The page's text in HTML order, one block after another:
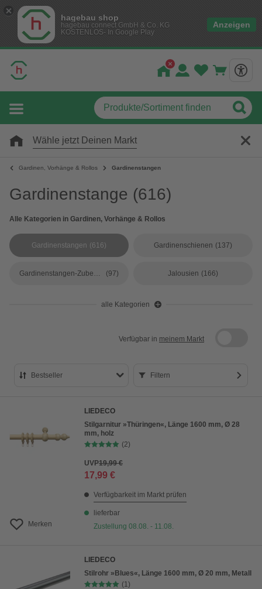
hagebau shop
hagebau connect GmbH & Co. KG
KOSTENLOS- In Google Play
Anzeigen
Wähle jetzt Deinen Markt
Gardinen, Vorhänge & Rollos Gardinenstangen
Gardinenstange (616)
Alle Kategorien in Gardinen, Vorhänge & Rollos
Gardinenstangen (616) Gardinenschienen (137)
Gardinenstangen-Zubehör (97) Jalousien (166)
alle Kategorien
Verfügbar in meinem Markt
Bestseller
Preis aufsteigend
Preis absteigend
Filtern
Merken
LIEDECO
Stilgarnitur »Thüringen«, Länge 1600 mm, Ø 28
mm, holz
(2)
UVP19,99 €
17,99 €
Verfügbarkeit im Markt prüfen
lieferbar
Zustellung 08.08. - 11.08.
LIEDECO
Stilrohr »Blues«, Länge 1600 mm, Ø 20 mm, Metall
(1)